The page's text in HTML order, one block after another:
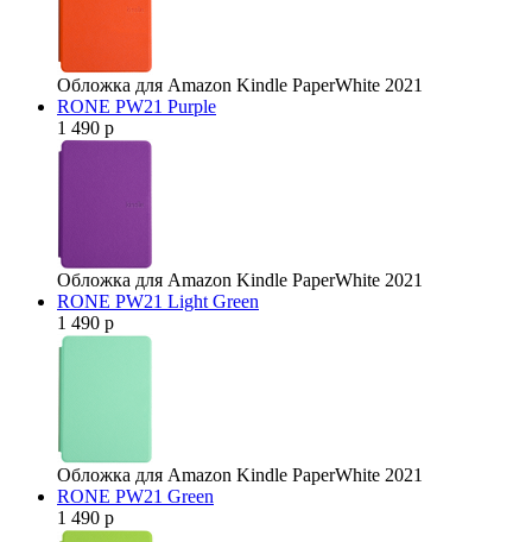
Обложка для Amazon Kindle PaperWhite 2021
RONE PW21 Purple
1 490 р
Обложка для Amazon Kindle PaperWhite 2021
RONE PW21 Light Green
1 490 р
Обложка для Amazon Kindle PaperWhite 2021
RONE PW21 Green
1 490 р